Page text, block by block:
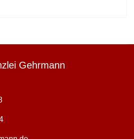
Gehrmann